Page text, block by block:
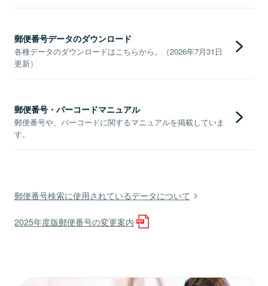
郵便番号データのダウンロード
各種データのダウンロードはこちらから。（2026年7月31日
更新）
郵便番号・バーコードマニュアル
郵便番号や、バーコードに関するマニュアルを掲載していま
す。
郵便番号検索に使用されているデータについて
2025年度版郵便番号の変更案内